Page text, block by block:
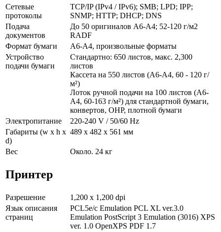
Сетевые
протоколы
TCP/IP (IPv4 / IPv6); SMB; LPD; IPP;
SNMP; HTTP; DHCP; DNS
Подача
документов
До 50 оригиналов A6-A4; 52-120 г/м2
RADF
Формат бумаги
A6-A4, произвольные форматы
Устройство
подачи бумаги
Стандартно: 650 листов, макс. 2,300
листов
Кассета на 550 листов (A6-A4, 60 - 120 г/
м²)
Лоток ручной подачи на 100 листов (A6-
A4, 60-163 г/м²) для стандартной бумаги,
конвертов, OHP, плотной бумаги
Электропитание
220-240 V / 50/60 Hz
Габариты (w x h x
d)
489 x 482 x 561 мм
Вес Около. 24 кг
Принтер
Разрешение
1,200 x 1,200 dpi
Язык описания
страниц
PCL5e/c Emulation PCL XL ver.3.0
Emulation PostScript 3 Emulation (3016) XPS
ver. 1.0 OpenXPS PDF 1.7